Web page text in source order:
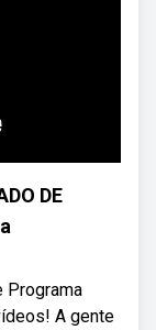
DE
Programa
A gente